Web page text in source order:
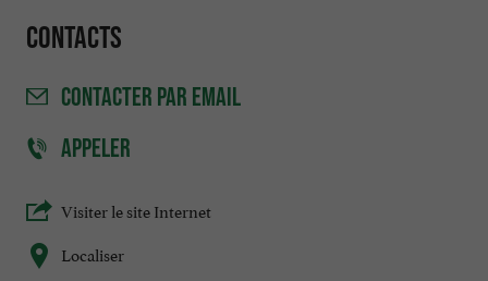
Contacts
CONTACTER PAR EMAIL
APPELER
Visiter le site Internet
Localiser